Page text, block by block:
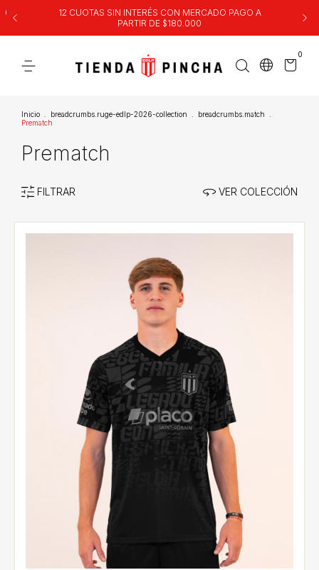
12 CUOTAS SIN INTERÉS CON MERCADO PAGO A
PARTIR DE $180.000
0
Inicio breadcrumbs.ruge-edlp-2026-collection breadcrumbs.match
Prematch
Prematch
FILTRAR VER COLECCIÓN